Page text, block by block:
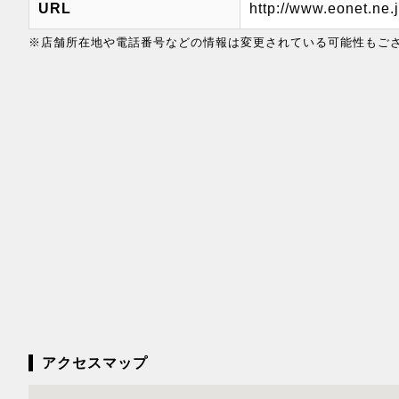
URL http://
※店舗所在地や電話番号などの情報は変更されている可能性もご
アクセスマップ